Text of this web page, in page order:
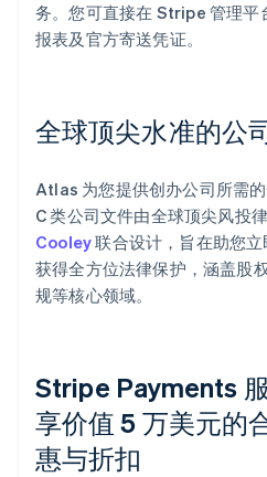
务。您可直接在 Stripe 管理平
报表及官方寄送凭证。
全球顶尖水准的公
Atlas 为您提供创办公司所需
C 类公司文件由全球顶尖风投
Cooley联合设计，旨在助您
获得全方位法律保护，涵盖股
规等核心领域。
Stripe Payments
享价值 5 万美元的
惠与折扣